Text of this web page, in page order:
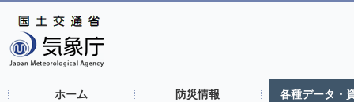
ホーム 防災情報 各種データ・